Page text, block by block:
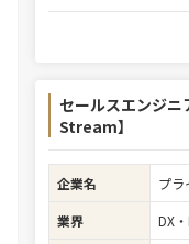
セールスエンジ
Stream】
企業名
プラ
業界
DX